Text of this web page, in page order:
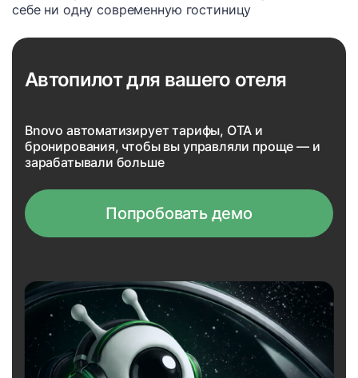
себе ни одну современную гостиницу
Автопилот для вашего отеля
Bnovo автоматизирует тарифы, OTA и
бронирования, чтобы вы управляли проще — и
зарабатывали больше
Попробовать демо